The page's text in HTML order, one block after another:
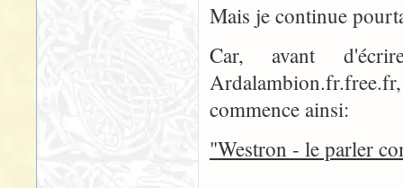
Mais je continue
Car, avant
commence ainsi:
"Westron - le parler